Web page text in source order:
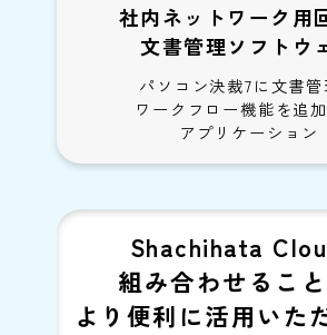
社内ネットワーク用
文書管理ソフトウ
パソコン決裁7に文書管
ワークフロー機能を追
アプリケーション
Shachihata
組み合わせること
より便利に活用いた